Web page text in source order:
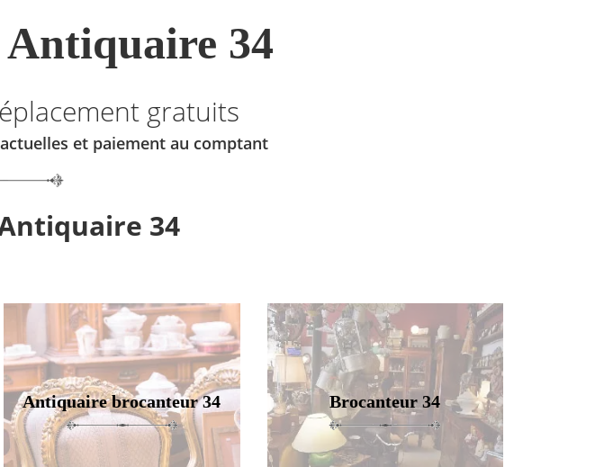
34
gratuits
et paiement au comptant
34
Antiquaire brocanteur 34 Brocanteur 34